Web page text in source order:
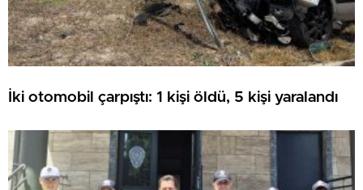
İki otomobil çarpıştı: 1 kişi öldü, 5 kişi yaralandı